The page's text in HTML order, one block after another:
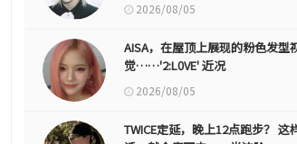
2026/08/05
AISA，在屋顶上展现的粉色发型
觉……'2:L0VE' 近况
2026/08/05
TWICE定延，晚上12点跑步？ 这